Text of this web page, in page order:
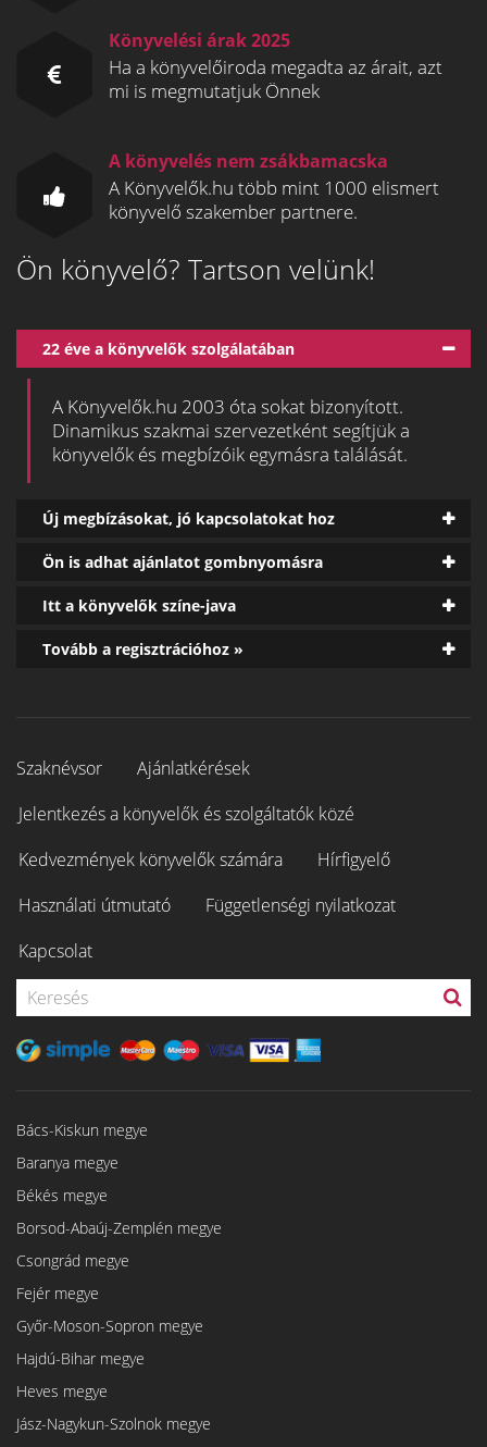
Könyvelési árak 2025
Ha a könyvelőiroda megadta az árait, azt
mi is megmutatjuk Önnek
A könyvelés nem zsákbamacska
A Könyvelők.hu több mint 1000 elismert
könyvelő szakember partnere.
Ön könyvelő? Tartson velünk!
22 éve a könyvelők szolgálatában
A Könyvelők.hu 2003 óta sokat bizonyított.
Dinamikus szakmai szervezetként segítjük a
könyvelők és megbízóik egymásra találását.
Új megbízásokat, jó kapcsolatokat hoz
Ön is adhat ajánlatot gombnyomásra
Itt a könyvelők színe-java
Tovább a regisztrációhoz »
Szaknévsor
Ajánlatkérések
Jelentkezés a könyvelők és szolgáltatók közé
Kedvezmények könyvelők számára
Hírfigyelő
Használati útmutató
Függetlenségi nyilatkozat
Kapcsolat
Bács-Kiskun megye
Baranya megye
Békés megye
Borsod-Abaúj-Zemplén megye
Csongrád megye
Fejér megye
Győr-Moson-Sopron megye
Hajdú-Bihar megye
Heves megye
Jász-Nagykun-Szolnok megye